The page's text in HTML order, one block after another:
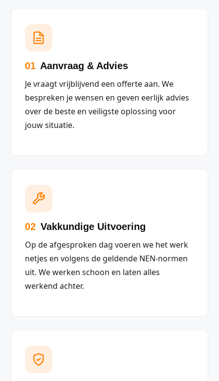
01 Aanvraag & Advies
Je vraagt vrijblijvend een offerte aan. We
bespreken je wensen en geven eerlijk advies
over de beste en veiligste oplossing voor
jouw situatie.
02 Vakkundige Uitvoering
Op de afgesproken dag voeren we het werk
netjes en volgens de geldende NEN-normen
uit. We werken schoon en laten alles
werkend achter.